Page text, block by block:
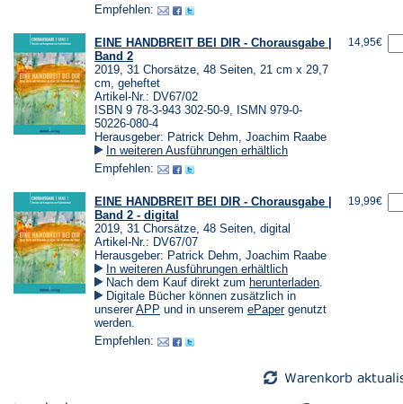
neuen
Empfehlen:
EINE HANDBREIT BEI DIR - Chorausgabe |
Band 2
2019, 31 Chorsätze, 48 Seiten, 21 cm x 29,7
cm, geheftet
Artikel-Nr.: DV67/02
ISBN 9 78-3-943 302-50-9, ISMN 979-0-
50226-080-4
Herausgeber: Patrick Dehm, Joachim Raabe
In weiteren Ausführungen erhältlich
Empfehlen:
14,95€
EINE HANDBREIT BEI DIR - Chorausgabe |
Band 2 - digital
2019, 31 Chorsätze, 48 Seiten, digital
Artikel-Nr.: DV67/07
Herausgeber: Patrick Dehm, Joachim Raabe
In weiteren Ausführungen erhältlich
Nach dem Kauf direkt zum herunterladen(Öffnet
einem
.
Digitale Bücher können zusätzlich in
unsererAPP (Öffnet
neuen
und in unserem ePaper(Öffnet
genutzt
werden.
Empfehlen:
19,99€